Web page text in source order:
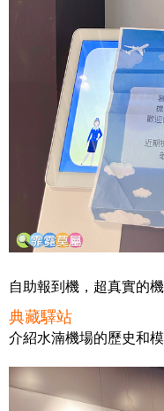
自助報到機，超真實的
典藏驛站
介紹水湳機場的歷史和